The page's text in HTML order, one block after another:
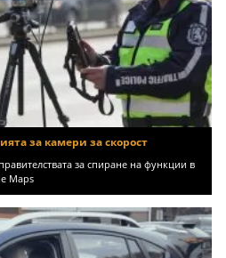
за камери за скорост
за спиране на функции в
Maps